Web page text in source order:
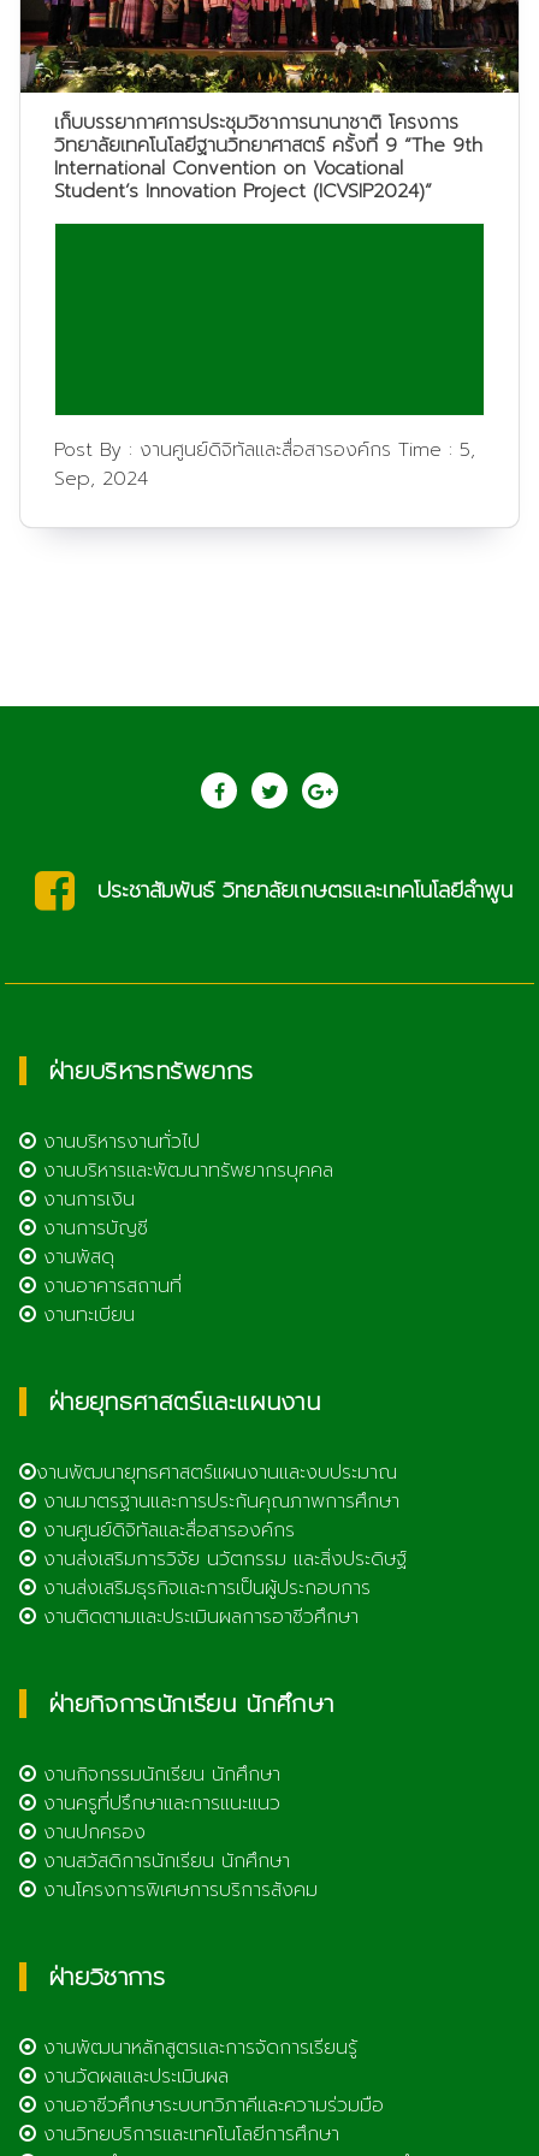
เก็บบรรยากาศการประชุมวิชาการนานาชาติ โครงการ
วิทยาลัยเทคโนโลยีฐานวิทยาศาสตร์ ครั้งที่ 9 “The 9th
International Convention on Vocational
Student’s Innovation Project (ICVSIP2024)”
Post By : งานศูนย์ดิจิทัลและสื่อสารองค์กร Time : 5,
Sep, 2024
ประชาสัมพันธ์ วิทยาลัยเกษตรและเทคโนโลยีลำพูน
ฝ่ายบริหารทรัพยากร
งานบริหารงานทั่วไป
งานบริหารและพัฒนาทรัพยากรบุคคล
งานการเงิน
งานการบัญชี
งานพัสดุ
งานอาคารสถานที่
งานทะเบียน
ฝ่ายยุทธศาสตร์และแผนงาน
งานพัฒนายุทธศาสตร์แผนงานและงบประมาณ
งานมาตรฐานและการประกันคุณภาพการศึกษา
งานศูนย์ดิจิทัลและสื่อสารองค์กร
งานส่งเสริมการวิจัย นวัตกรรม และสิ่งประดิษฐ์
งานส่งเสริมธุรกิจและการเป็นผู้ประกอบการ
งานติดตามและประเมินผลการอาชีวศึกษา
ฝ่ายกิจการนักเรียน นักศึกษา
งานกิจกรรมนักเรียน นักศึกษา
งานครูที่ปรึกษาและการแนะแนว
งานปกครอง
งานสวัสดิการนักเรียน นักศึกษา
งานโครงการพิเศษการบริการสังคม
ฝ่ายวิชาการ
งานพัฒนาหลักสูตรและการจัดการเรียนรู้
งานวัดผลและประเมินผล
งานอาชีวศึกษาระบบทวิภาคีและความร่วมมือ
งานวิทยบริการและเทคโนโลยีการศึกษา